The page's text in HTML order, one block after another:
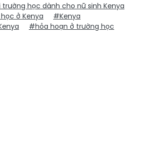
học dành cho nữ sinh Kenya
ở Kenya
#Kenya
#hỏa hoạn ở trường học